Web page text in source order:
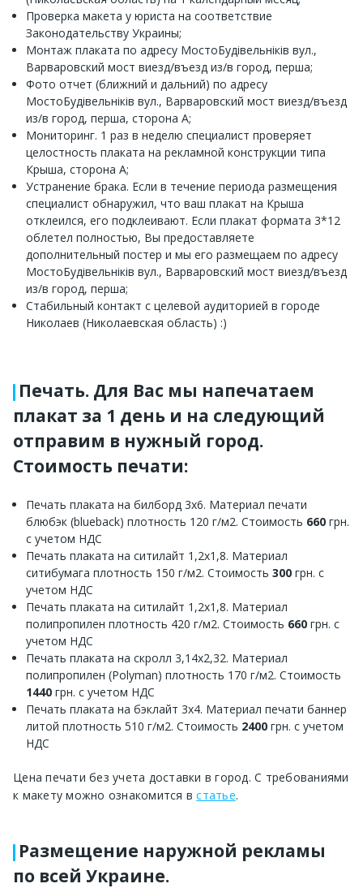
Проверка макета у юриста на соответствие
Законодательству Украины;
Монтаж плаката по адресу МостоБудівельніків вул.,
Варваровский мост виезд/въезд из/в город, перша;
Фото отчет (ближний и дальний) по адресу
МостоБудівельніків вул., Варваровский мост виезд/въезд
из/в город, перша, сторона А;
Мониторинг. 1 раз в неделю специалист проверяет
целостность плаката на рекламной конструкции типа
Крыша, сторона А;
Устранение брака. Если в течение периода размещения
специалист обнаружил, что ваш плакат на Крыша
отклеился, его подклеивают. Если плакат формата 3*12
облетел полностью, Вы предоставляете
дополнительный постер и мы его размещаем по адресу
МостоБудівельніків вул., Варваровский мост виезд/въезд
из/в город, перша;
Стабильный контакт с целевой аудиторией в городе
Николаев (Николаевская область) :)
Печать. Для Вас мы напечатаем
плакат за 1 день и на следующий
отправим в нужный город.
Стоимость печати:
Печать плаката на билборд 3х6. Материал печати
блюбэк (blueback) плотность 120 г/м2. Стоимость 660 грн.
с учетом НДС
Печать плаката на ситилайт 1,2х1,8. Материал
ситибумага плотность 150 г/м2. Стоимость 300 грн. с
учетом НДС
Печать плаката на ситилайт 1,2х1,8. Материал
полипропилен плотность 420 г/м2. Стоимость 660 грн. с
учетом НДС
Печать плаката на скролл 3,14х2,32. Материал
полипропилен (Polyman) плотность 170 г/м2. Стоимость
1440 грн. с учетом НДС
Печать плаката на бэклайт 3х4. Материал печати баннер
литой плотность 510 г/м2. Стоимость 2400 грн. с учетом
НДС
Цена печати без учета доставки в город. С требованиями
к макету можно ознакомится встатье.
Размещение наружной рекламы
по всей Украине.